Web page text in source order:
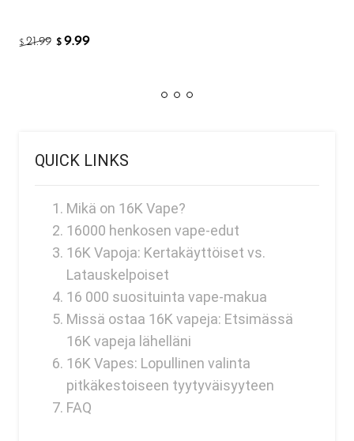
$ 21.99 $ 9.99
QUICK LINKS
Mikä on 16K Vape?
16000 henkosen vape-edut
16K Vapoja: Kertakäyttöiset vs.
Latauskelpoiset
16 000 suosituinta vape-makua
Missä ostaa 16K vapeja: Etsimässä
16K vapeja lähelläni
16K Vapes: Lopullinen valinta
pitkäkestoiseen tyytyväisyyteen
FAQ